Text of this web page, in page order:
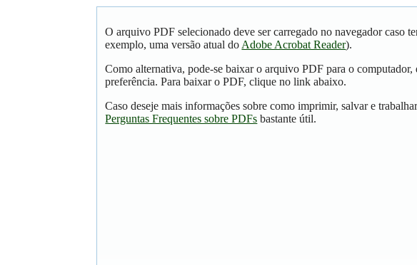
O arquivo PDF selecionado deve ser carregado no navegador caso
exemplo, uma versão atual do Adobe Acrobat Reader).
Como alternativa, pode-se baixar o arquivo PDF para o
preferência. Para baixar o PDF, clique no link abaixo.
Caso deseje mais informações sobre como imprimir, salvar e
Perguntas Frequentes sobre PDFs bastante útil.